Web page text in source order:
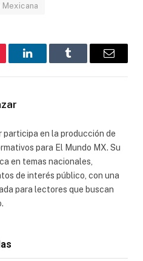
LinkedInTumblr
Correo
participa en la producción de
para El Mundo MX. Su
en temas nacionales,
de interés público, con una
para lectores que buscan